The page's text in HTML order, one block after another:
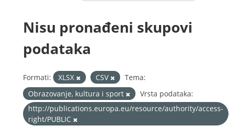
Nisu pronađeni skupovi
podataka
Formati: XLSX CSV
Tema:
Obrazovanje, kultura i sport
Vrsta podataka:
http://publications.europa.eu/resource/authority/access-
right/PUBLIC